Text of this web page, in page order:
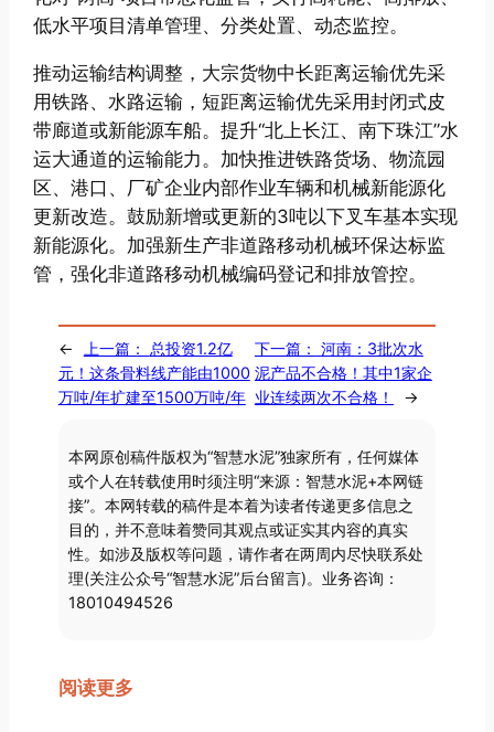
低水平项目清单管理、分类处置、动态监控。
推动运输结构调整，大宗货物中长距离运输优先采
用铁路、水路运输，短距离运输优先采用封闭式皮
带廊道或新能源车船。提升“北上长江、南下珠江”水
运大通道的运输能力。加快推进铁路货场、物流园
区、港口、厂矿企业内部作业车辆和机械新能源化
更新改造。鼓励新增或更新的3吨以下叉车基本实现
新能源化。加强新生产非道路移动机械环保达标监
管，强化非道路移动机械编码登记和排放管控。
← 上一篇： 总投资1.2亿
元！这条骨料线产能由1000
万吨/年扩建至1500万吨/年
下一篇： 河南：3批次水
泥产品不合格！其中1家企
业连续两次不合格！
→
本网原创稿件版权为“智慧水泥”独家所有，任何媒体
或个人在转载使用时须注明“来源：智慧水泥+本网链
接”。本网转载的稿件是本着为读者传递更多信息之
目的，并不意味着赞同其观点或证实其内容的真实
性。如涉及版权等问题，请作者在两周内尽快联系处
理(关注公众号“智慧水泥”后台留言)。业务咨询：
18010494526
阅读更多